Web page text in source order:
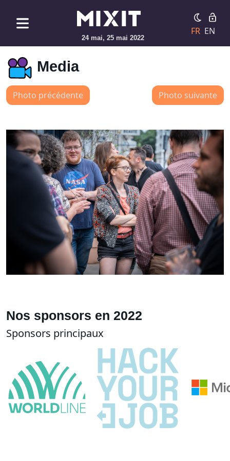
24 mai, 25 mai 2022
FR EN
Media
Photo précédente Photo suivante
Nos sponsors en 2022
Sponsors principaux